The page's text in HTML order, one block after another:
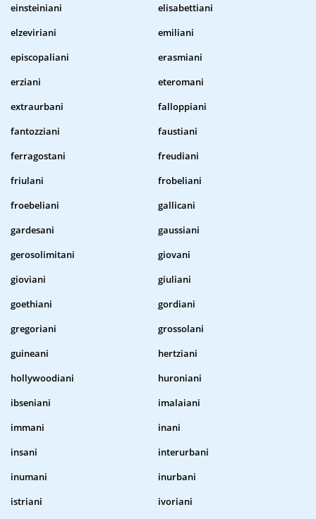
einsteiniani
elisabettiani
elzeviriani
emiliani
episcopaliani
erasmiani
erziani
eteromani
extraurbani
falloppiani
fantozziani
faustiani
ferragostani
freudiani
friulani
frobeliani
froebeliani
gallicani
gardesani
gaussiani
gerosolimitani
giovani
gioviani
giuliani
goethiani
gordiani
gregoriani
grossolani
guineani
hertziani
hollywoodiani
huroniani
ibseniani
imalaiani
immani
inani
insani
interurbani
inumani
inurbani
istriani
ivoriani